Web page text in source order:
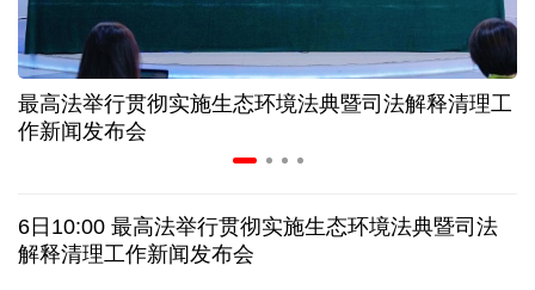
从纪念馆到采油一线，新时代石油人这样传承铁人精
神
创新涌动，坚韧向前——解读前7个月我国外贸成绩
日本执政当局应停止在核问题上玩火
最高法举行贯彻实施生态环境法典暨司法解释清理工
作新闻发布会
6日10:00 最高法举行贯彻实施生态环境法典暨司法
解释清理工作新闻发布会